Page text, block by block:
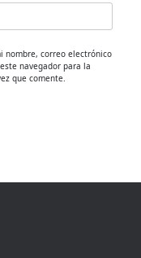
nombre, correo electrónico
navegador para la
que comente.